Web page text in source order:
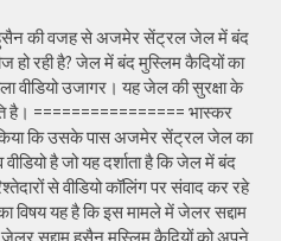
हुसैन की वजह से अजमेर सेंट्रल जेल में बंद
हो रही है? जेल में बंद मुस्लिम कैदियों का
वीडियो उजागर। यह जेल की सुरक्षा के
है। ================ भास्कर
कि उसके पास अजमेर सेंट्रल जेल का
है जो यह दर्शाता है कि जेल में बंद
से वीडियो कॉलिंग पर संवाद कर रहे
विषय यह है कि इस मामले में जेलर सद्दाम